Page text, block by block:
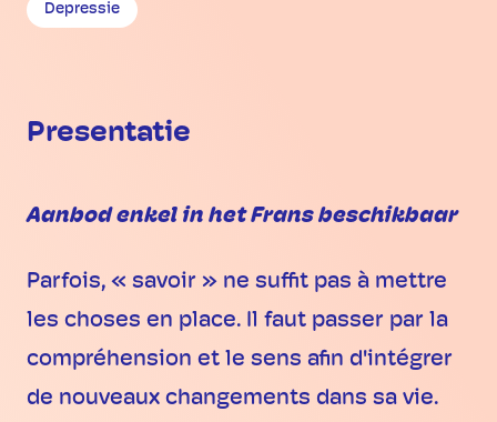
Depressie
Presentatie
Aanbod enkel in het Frans beschikbaar
Parfois, « savoir » ne suffit pas à mettre
les choses en place. Il faut passer par la
compréhension et le sens afin d'intégrer
de nouveaux changements dans sa vie.